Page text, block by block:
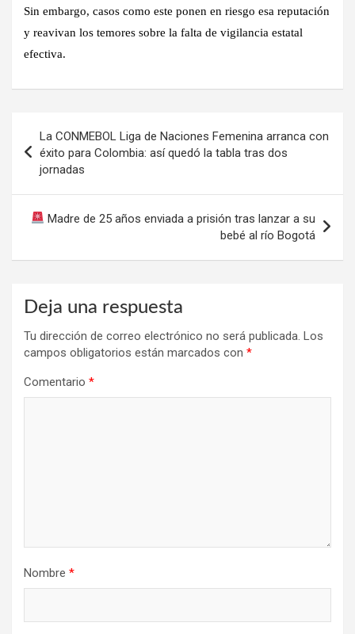
Sin embargo, casos como este ponen en riesgo esa reputación
y reavivan los temores sobre la falta de vigilancia estatal
efectiva.
de
entradas
La CONMEBOL Liga de Naciones Femenina arranca con
éxito para Colombia: así quedó la tabla tras dos
jornadas
Madre de 25 años enviada a prisión tras lanzar a su
bebé al río Bogotá
Deja una respuesta
Tu dirección de correo electrónico no será publicada. Los
campos obligatorios están marcados con *
Comentario *
Nombre *